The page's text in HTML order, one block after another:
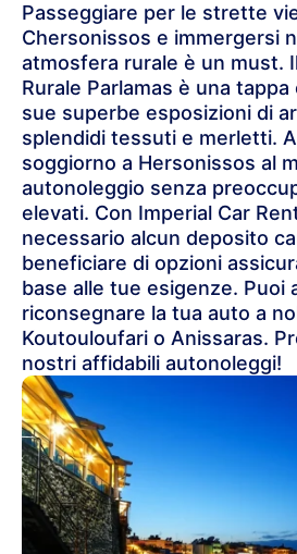
Passeggiare per le strette
Chersonissos e immergersi
atmosfera rurale è un must.
Rurale Parlamas è una
sue superbe esposizioni di
splendidi tessuti e merletti.
soggiorno a Hersonissos al
autonoleggio senza
elevati. Con Imperial Car
necessario alcun deposito
beneficiare di opzioni
base alle tue esigenze. Puoi
riconsegnare la tua auto a
Koutouloufari o Anissaras.
nostri affidabili autonoleggi!